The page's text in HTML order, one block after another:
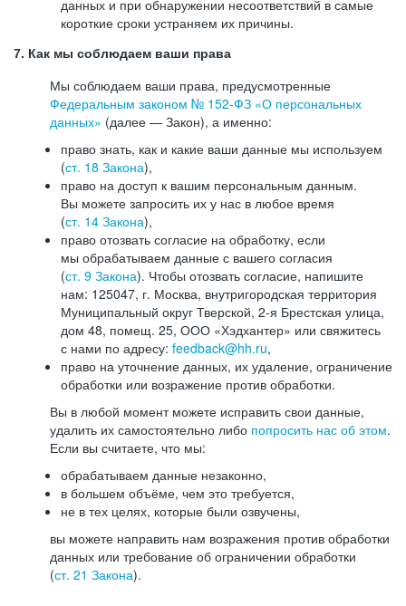
данных и при обнаружении несоответствий в самые
короткие сроки устраняем их причины.
7. Как мы соблюдаем ваши права
Мы соблюдаем ваши права, предусмотренные
Федеральным законом № 152-ФЗ «О персональных
данных» (далее — Закон), а именно:
право знать, как и какие ваши данные мы используем
(ст. 18 Закона),
право на доступ к вашим персональным данным.
Вы можете запросить их у нас в любое время
(ст. 14 Закона),
право отозвать согласие на обработку, если
мы обрабатываем данные с вашего согласия
(ст. 9 Закона). Чтобы отозвать согласие, напишите
нам: 125047, г. Москва, внутригородская территория
Муниципальный округ Тверской, 2-я Брестская улица,
дом 48, помещ. 25, ООО «Хэдхантер» или свяжитесь
с нами по адресу: feedback@hh.ru,
право на уточнение данных, их удаление, ограничение
обработки или возражение против обработки.
Вы в любой момент можете исправить свои данные,
удалить их самостоятельно либо попросить нас об этом.
Если вы считаете, что мы:
обрабатываем данные незаконно,
в большем объёме, чем это требуется,
не в тех целях, которые были озвучены,
вы можете направить нам возражения против обработки
данных или требование об ограничении обработки
(ст. 21 Закона).